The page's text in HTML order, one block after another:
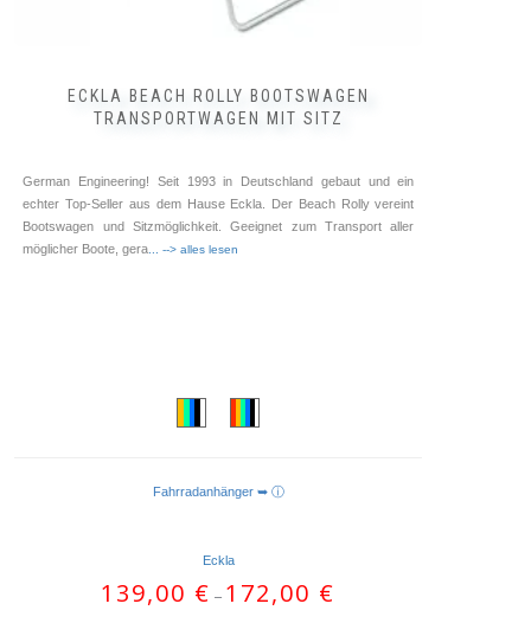
ECKLA BEACH ROLLY BOOTSWAGEN
TRANSPORTWAGEN MIT SITZ
German Engineering! Seit 1993 in Deutschland gebaut und ein
echter Top-Seller aus dem Hause Eckla. Der Beach Rolly vereint
Bootswagen und Sitzmöglichkeit. Geeignet zum Transport aller
möglicher Boote, gera ... --> alles lesen
AUSFÜHRUNG WÄHLEN
Fahrradanhänger ➥ ⓘ
Eckla
139,00 € – 172,00 €